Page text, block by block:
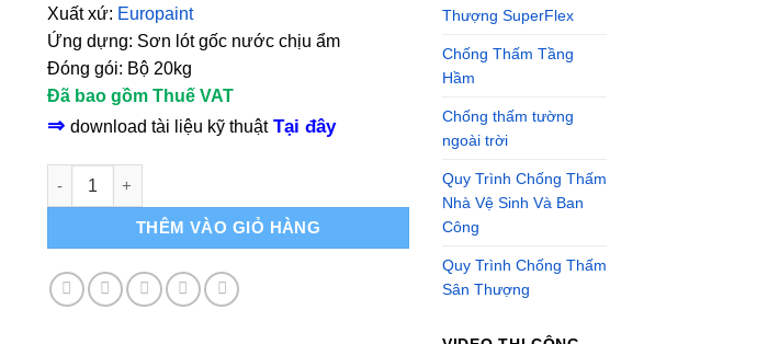
Xuất xứ: Europaint
Ứng dựng: Sơn lót gốc nước chịu ẩm
Đóng gói: Bộ 20kg
Đã bao gồm Thuế VAT
⇒ download tài liệu kỹ thuật Tại đây
Euro Polymers EP-2WT Primer - Sơn lót epoxy gốc nước Europaint số lượng
THÊM VÀO GIỎ HÀNG
Thượng SuperFlex
Chống Thấm Tầng
Hầm
Chống thấm tường
ngoài trời
Quy Trình Chống Thấm
Nhà Vệ Sinh Và Ban
Công
Quy Trình Chống Thấm
Sân Thượng